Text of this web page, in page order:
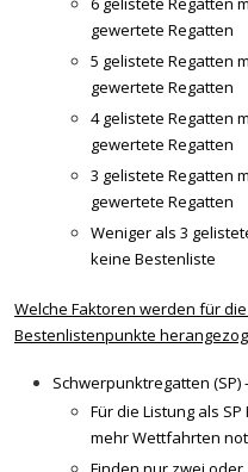
gewertete Regatten
5 gelistete Regatten
gewertete Regatten
4 gelistete Regatten
gewertete Regatten
3 gelistete Regatten
gewertete Regatten
Weniger als 3
keine Bestenliste
Welche Faktoren werden für
Bestenlistenpunkte
Schwerpunktregatten (SP)
Für die Listung als
mehr Wettfahrten